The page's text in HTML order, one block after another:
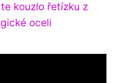
kouzlo řetízku z
oceli